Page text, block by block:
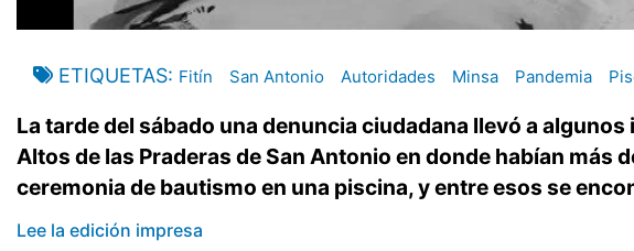
ETIQUETAS Fitín San Antonio Autoridades Minsa Pandemia
La tarde del sábado una denuncia ciudadana llevó a
Altos de las Praderas de San Antonio en donde habían más
ceremonia de bautismo en una piscina, y entre esos se
Lee la edición impresa